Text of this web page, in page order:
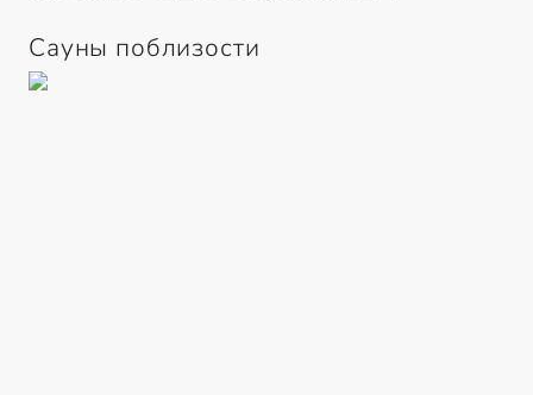
Сауны поблизости